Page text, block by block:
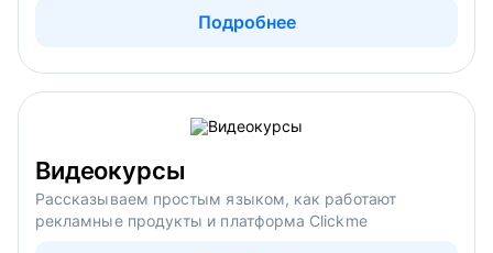
Подробнее
Видеокурсы
Рассказываем простым языком, как работают
рекламные продукты и платформа Clickme